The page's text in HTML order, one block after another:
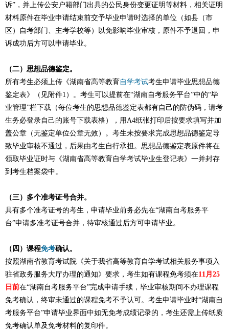
诉”，并上传公安户籍部门出具的公民身份变更证明等材料，相关证明
材料原件在毕业申请结束前交予毕业申请时选择的单位（如县（市
区）自考部门、主考学校等）以免影响毕业审核，原件不予退回，申
诉成功后方可以申请毕业。
（二）思想品德鉴定。
所有考生必须上传《湖南省高等教育 自学考试考生申请毕业思想品德
鉴定表》（见附件1）。考生可以提前在“湖南自考服务平台”中的“毕
业管理”栏下载（每位考生的思想品德鉴定表都有自己的防伪码，请考
生务必登录自己的账号下载表格），用A4纸张打印后按要求填写并加
盖公章（无鉴定单位公章无效）。考生未按要求完成思想品德鉴定导
致毕业审核不通过，后果由考生自行承担。思想品德鉴定表原件将在
领取毕业证时与《湖南省高等教育自学考试毕业生登记表》一并封存
到考生档案袋中。
（三）多个准考证号合并。
具有多个准考证号的考生，申请毕业前务必先在“湖南自考服务平
台”申请多准考证号合并，待审核通过后方可申请毕业。
（四）课程免考确认。
按照湖南省教育考试院《关于我省高等教育自学考试相关服务事项入
驻省政务服务大厅办理的通知》要求，考生如有课程免考须在11月25
日前在“湖南自考服务平台”完成申请手续，毕业审核期间不办理课程
免考确认，终审未通过的课程免考不予认可。考生申请毕业时“湖南自
考服务平台”申请毕业界面中如无免考成绩记录的，考生还需上传纸质
免考确认单及免考材料的复印件。